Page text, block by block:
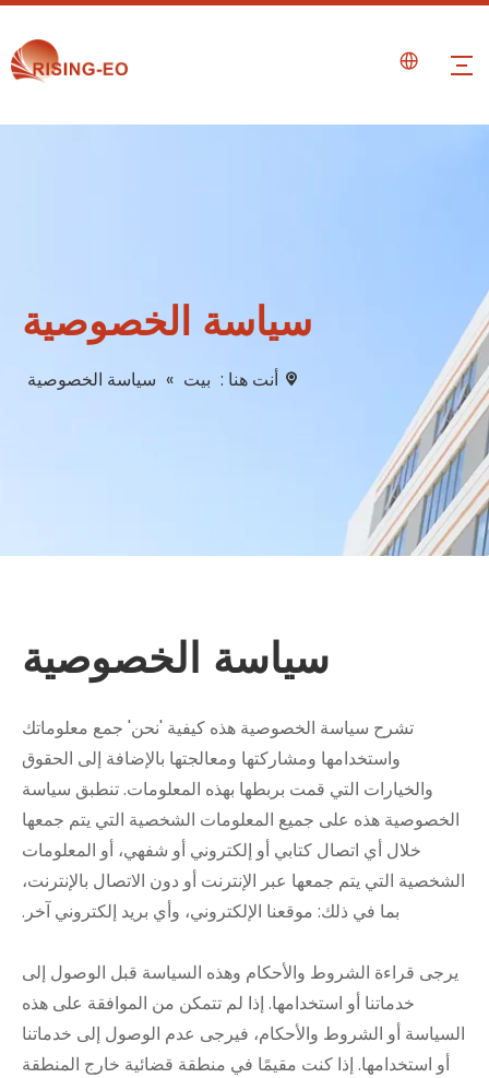
سياسة الخصوصية
أنت هنا : بيت » سياسة الخصوصية
سياسة الخصوصية
تشرح سياسة الخصوصية هذه كيفية 'نحن' جمع معلوماتك
واستخدامها ومشاركتها ومعالجتها بالإضافة إلى الحقوق
والخيارات التي قمت بربطها بهذه المعلومات. تنطبق سياسة
الخصوصية هذه على جميع المعلومات الشخصية التي يتم جمعها
خلال أي اتصال كتابي أو إلكتروني أو شفهي، أو المعلومات
الشخصية التي يتم جمعها عبر الإنترنت أو دون الاتصال بالإنترنت،
بما في ذلك: موقعنا الإلكتروني، وأي بريد إلكتروني آخر.
يرجى قراءة الشروط والأحكام وهذه السياسة قبل الوصول إلى
خدماتنا أو استخدامها. إذا لم تتمكن من الموافقة على هذه
السياسة أو الشروط والأحكام، فيرجى عدم الوصول إلى خدماتنا
أو استخدامها. إذا كنت مقيمًا في منطقة قضائية خارج المنطقة